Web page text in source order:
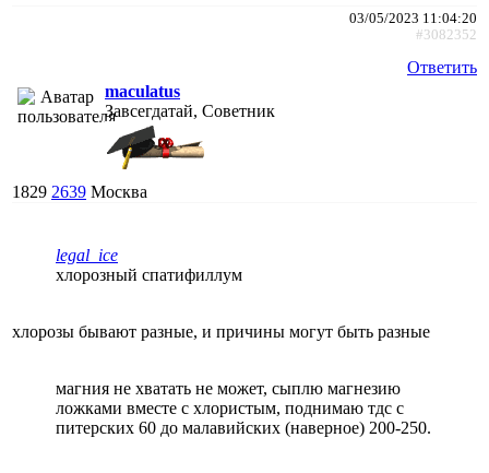
03/05/2023 11:04:20
#3082352
Ответить
maculatus
Завсегдатай, Советник
1829 2639 Москва
legal_ice
хлорозный спатифиллум
хлорозы бывают разные, и причины могут быть разные
магния не хватать не может, сыплю магнезию
ложками вместе с хлористым, поднимаю тдс с
питерских 60 до малавийских (наверное) 200-250.